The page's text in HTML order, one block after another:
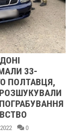
НАЖИВАВСЯ
ДО П'ЯТИ
ПОЗБАВЛЕННЯ